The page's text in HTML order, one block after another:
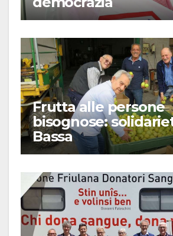
Frutta alle persone
bisognose:
Bassa